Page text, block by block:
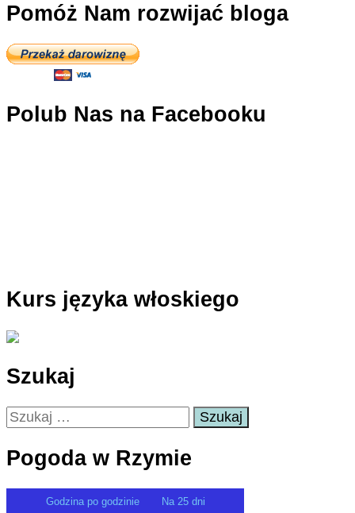
Pomóż Nam rozwijać bloga
Polub Nas na Facebooku
Kurs języka włoskiego
Szukaj
Szukaj:
Pogoda w Rzymie
Godzina po godzinie Na 25 dni